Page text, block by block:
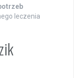
leczenia